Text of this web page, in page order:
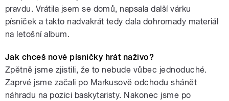
pravdu. Vrátila jsem se domů, napsala další várku
písniček a takto nadvakrát tedy dala dohromady materiál
na letošní album.
Jak chceš nové písničky hrát naživo?
Zpětně jsme zjistili, že to nebude vůbec jednoduché.
Zaprvé jsme začali po Markusově odchodu shánět
náhradu na pozici baskytaristy. Nakonec jsme po